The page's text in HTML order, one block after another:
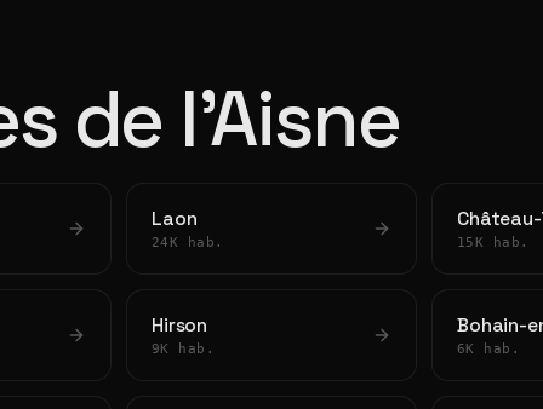
de l'Aisne
Laon
24K hab. 15K hab.
Hirson
9K hab.
Bohain-
6K hab.